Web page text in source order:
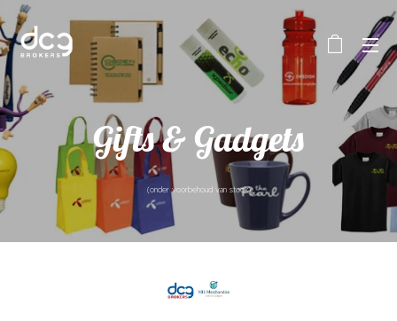
Gifts & Gadgets
(onder voorbehoud van stock)